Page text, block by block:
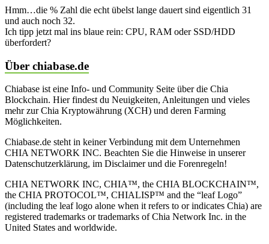
Hmm…die % Zahl die echt übelst lange dauert sind eigentlich 31
und auch noch 32.
Ich tipp jetzt mal ins blaue rein: CPU, RAM oder SSD/HDD
überfordert?
Über chiabase.de
Chiabase ist eine Info- und Community Seite über die Chia
Blockchain. Hier findest du Neuigkeiten, Anleitungen und vieles
mehr zur Chia Kryptowährung (XCH) und deren Farming
Möglichkeiten.
Chiabase.de steht in keiner Verbindung mit dem Unternehmen
CHIA NETWORK INC. Beachten Sie die Hinweise in unserer
Datenschutzerklärung, im Disclaimer und die Forenregeln!
CHIA NETWORK INC, CHIA™, the CHIA BLOCKCHAIN™,
the CHIA PROTOCOL™, CHIALISP™ and the “leaf Logo”
(including the leaf logo alone when it refers to or indicates Chia) are
registered trademarks or trademarks of Chia Network Inc. in the
United States and worldwide.